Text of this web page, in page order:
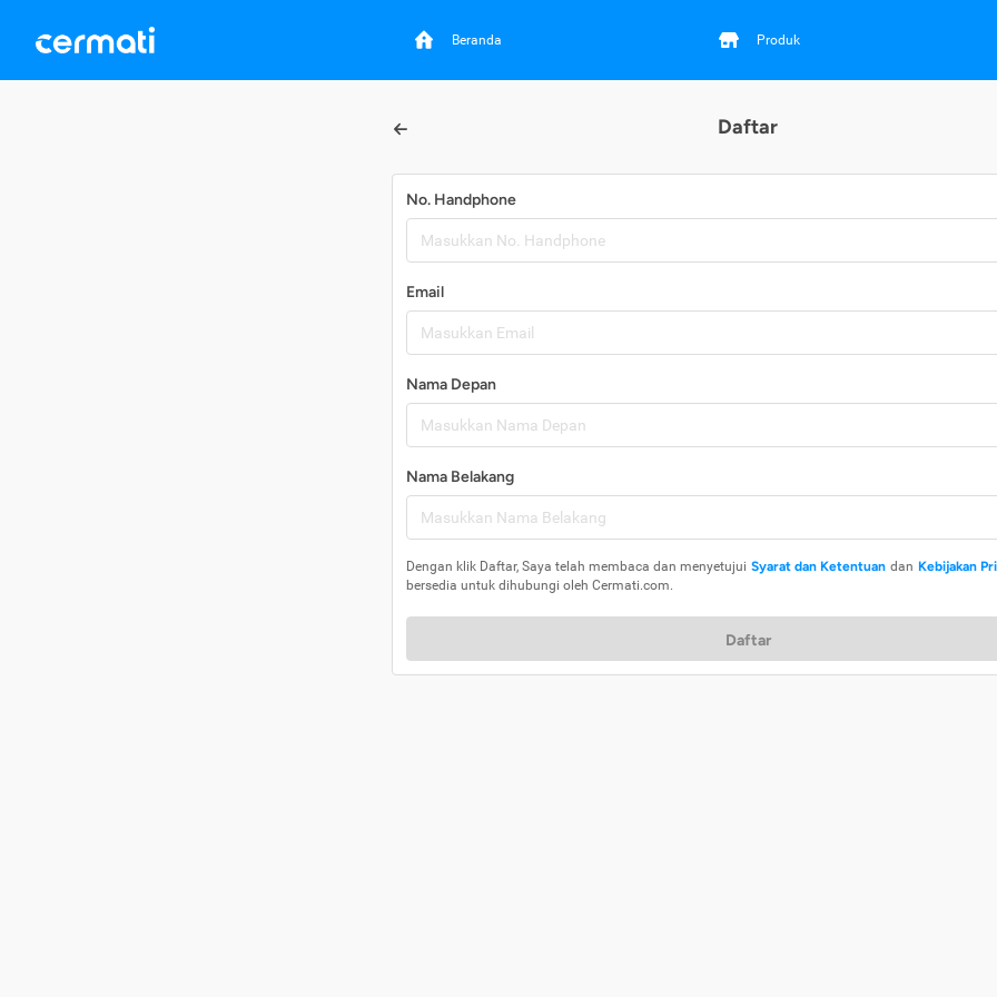
Beranda Produk
Daftar
No. Handphone
Email
Nama Depan
Nama Belakang
Dengan klik Daftar, Saya telah membaca dan menyetujui Syarat dan Ketentuan dan Kebijakan
bersedia untuk dihubungi oleh Cermati.com.
Daftar